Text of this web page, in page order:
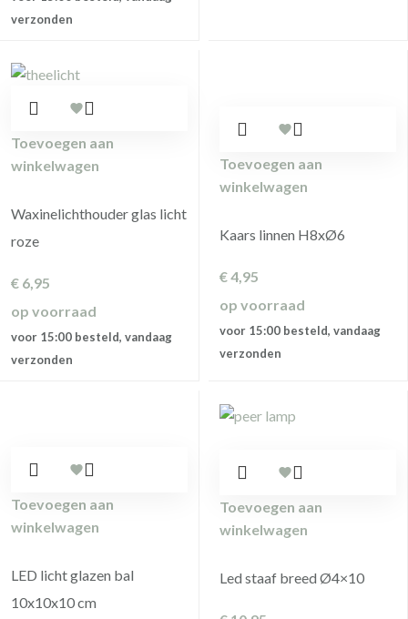
verzonden
Toevoegen aan
winkelwagen
Waxinelichthouder glas licht
roze
€ 6,95
op voorraad
voor 15:00 besteld, vandaag
verzonden
Toevoegen aan
winkelwagen
Kaars linnen H8xØ6
€4,95
op voorraad
voor 15:00 besteld, vandaag
verzonden
Toevoegen aan
winkelwagen
LED licht glazen bal
10x10x10 cm
Toevoegen aan
winkelwagen
Led staaf breed Ø4×10